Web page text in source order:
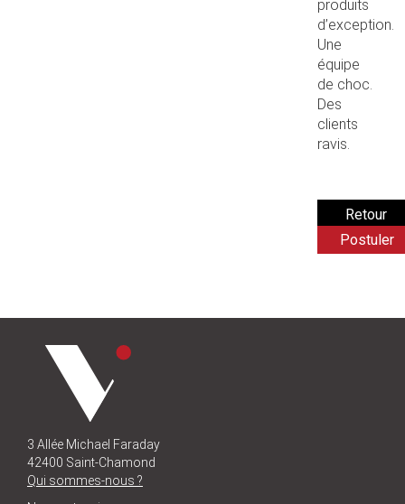
produits
d’exception.
Une
équipe
de choc.
Des
clients
ravis.
Postuler
3 Allée Michael Faraday
42400 Saint-Chamond
Qui sommes-nous ?